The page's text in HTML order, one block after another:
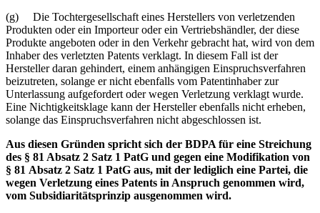
(g) Die Tochtergesellschaft eines Herstellers von verletzenden
Produkten oder ein Importeur oder ein Vertriebshändler, der diese
Produkte angeboten oder in den Verkehr gebracht hat, wird von dem
Inhaber des verletzten Patents verklagt. In diesem Fall ist der
Hersteller daran gehindert, einem anhängigen Einspruchsverfahren
beizutreten, solange er nicht ebenfalls vom Patentinhaber zur
Unterlassung aufgefordert oder wegen Verletzung verklagt wurde.
Eine Nichtigkeitsklage kann der Hersteller ebenfalls nicht erheben,
solange das Einspruchsverfahren nicht abgeschlossen ist.
Aus diesen Gründen spricht sich der BDPA für eine Streichung
des § 81 Absatz 2 Satz 1 PatG und gegen eine Modifikation von
§ 81 Absatz 2 Satz 1 PatG aus, mit der lediglich eine Partei, die
wegen Verletzung eines Patents in Anspruch genommen wird,
vom Subsidiaritätsprinzip ausgenommen wird.